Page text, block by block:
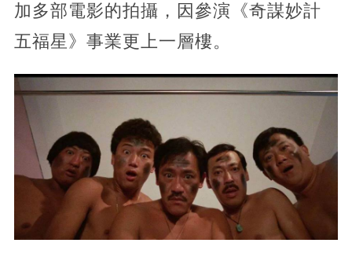
加多部電影的拍攝，因參演《奇謀妙計
五福星》事業更上一層樓。